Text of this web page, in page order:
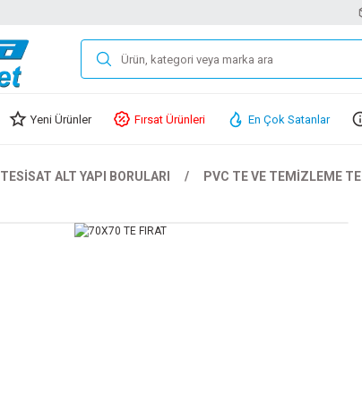
Yeni Ürünler Fırsat Ürünleri En Çok Satanlar
TESİSAT ALT YAPI BORULARI PVC TE VE TEMİZLEME TE